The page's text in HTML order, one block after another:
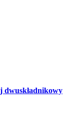
dwuskładnikowy